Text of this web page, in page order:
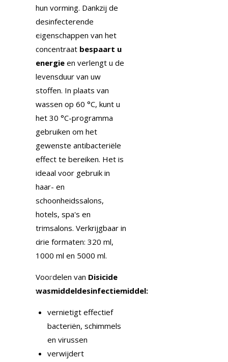
hun vorming. Dankzij de
desinfecterende
eigenschappen van het
concentraat bespaart u
energie en verlengt u de
levensduur van uw
stoffen. In plaats van
wassen op 60 °C, kunt u
het 30 °C-programma
gebruiken om het
gewenste antibacteriële
effect te bereiken. Het is
ideaal voor gebruik in
haar- en
schoonheidssalons,
hotels, spa's en
trimsalons. Verkrijgbaar in
drie formaten: 320 ml,
1000 ml en 5000 ml.
Voordelen van Disicide
wasmiddeldesinfectiemiddel:
vernietigt effectief
bacteriën, schimmels
en virussen
verwijdert